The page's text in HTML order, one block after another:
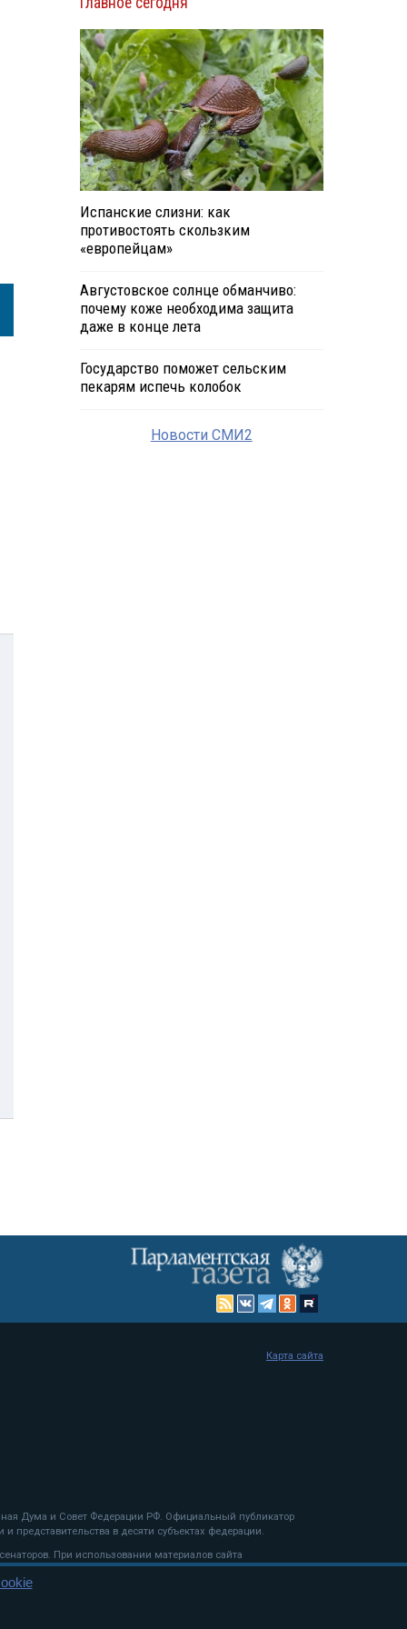
Испанские слизни: как
противостоять скользким
«европейцам»
Августовское солнце обманчиво:
почему коже необходима защита
даже в конце лета
Государство поможет сельским
пекарям испечь колобок
Новости СМИ2
Дума и Совет Федерации РФ. Официальный публикатор
представительства в десяти субъектах федерации.
При использовании материалов сайта
Карта сайта